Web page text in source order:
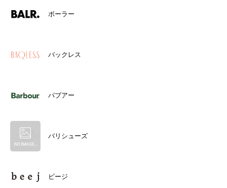
ボーラー
バックレス
バブアー
バリシューズ
ビージ